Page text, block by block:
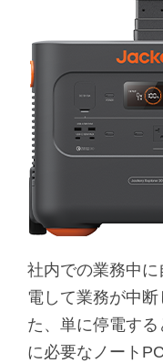
社内での業務中
電して業務が中
た、単に停電す
に必要なノート